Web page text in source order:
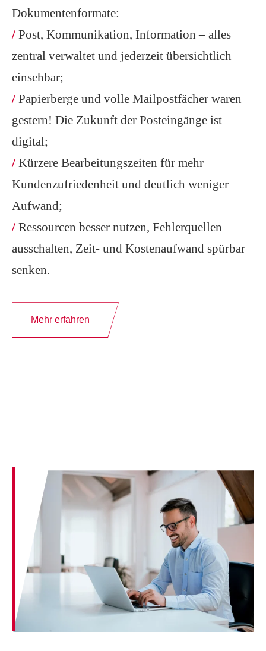
Dokumentenformate:
/ Post, Kommunikation, Information – alles
zentral verwaltet und jederzeit übersichtlich
einsehbar;
/ Papierberge und volle Mailpostfächer waren
gestern! Die Zukunft der Posteingänge ist
digital;
/ Kürzere Bearbeitungszeiten für mehr
Kundenzufriedenheit und deutlich weniger
Aufwand;
/ Ressourcen besser nutzen, Fehlerquellen
ausschalten, Zeit- und Kostenaufwand spürbar
senken.
Mehr erfahren